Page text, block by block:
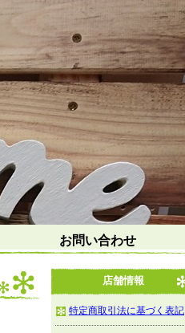
お問い合わせ
店舗情報
特定商取引法に基づく表記